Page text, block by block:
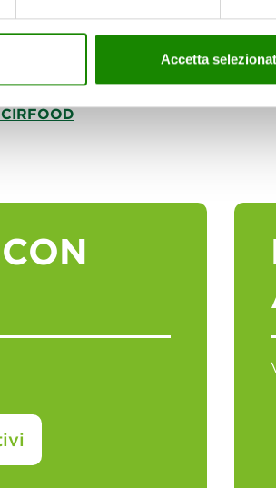
Accetta
per l’Ecolabel e l’Ecoaudit